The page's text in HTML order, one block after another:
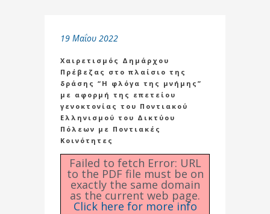
19 Μαΐου 2022
Χαιρετισμός Δημάρχου
Πρέβεζας στο πλαίσιο της
δράσης “Η φλόγα της μνήμης”
με αφορμή της επετείου
γενοκτονίας του Ποντιακού
Ελληνισμού του Δικτύου
Πόλεων με Ποντιακές
Κοινότητες
Failed to fetch Error: URL
to the PDF file must be on
exactly the same domain
as the current web page.
Click here for more info